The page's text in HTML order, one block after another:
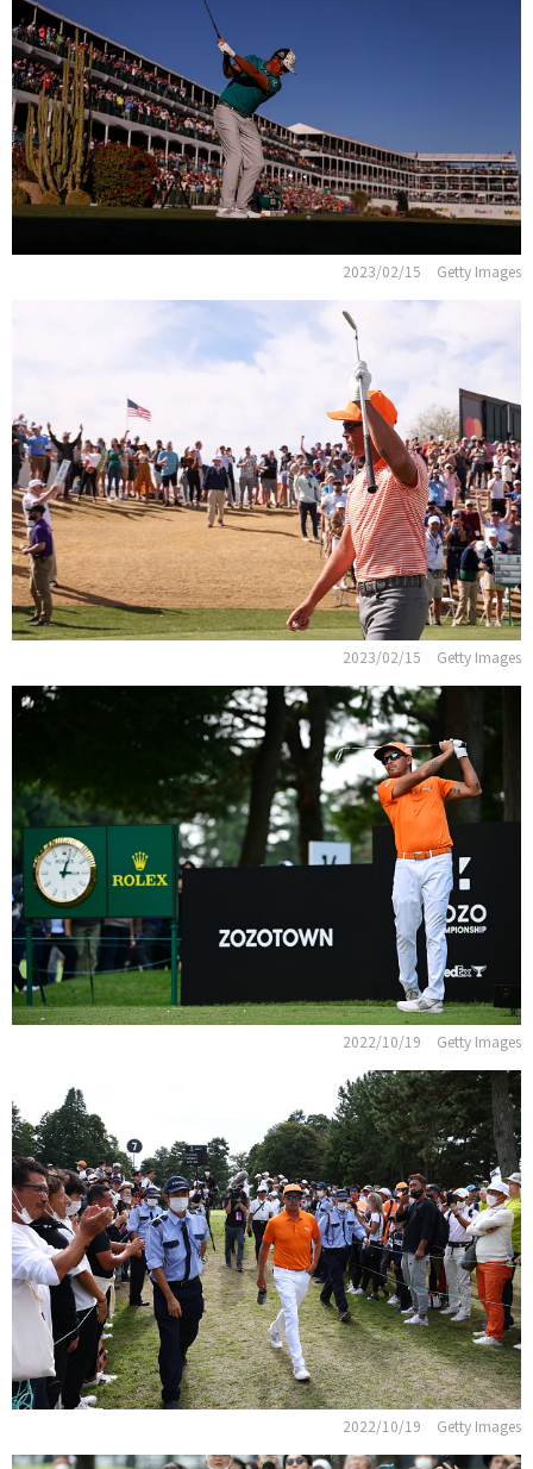
2023/02/15 Getty Images
2023/02/15 Getty Images
2022/10/19 Getty Images
2022/10/19 Getty Images